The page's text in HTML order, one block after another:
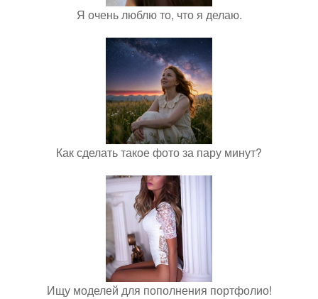
Я очень люблю то, что я делаю.
Как сделать такое фото за пару минут?
Ищу моделей для пополнения портфолио!